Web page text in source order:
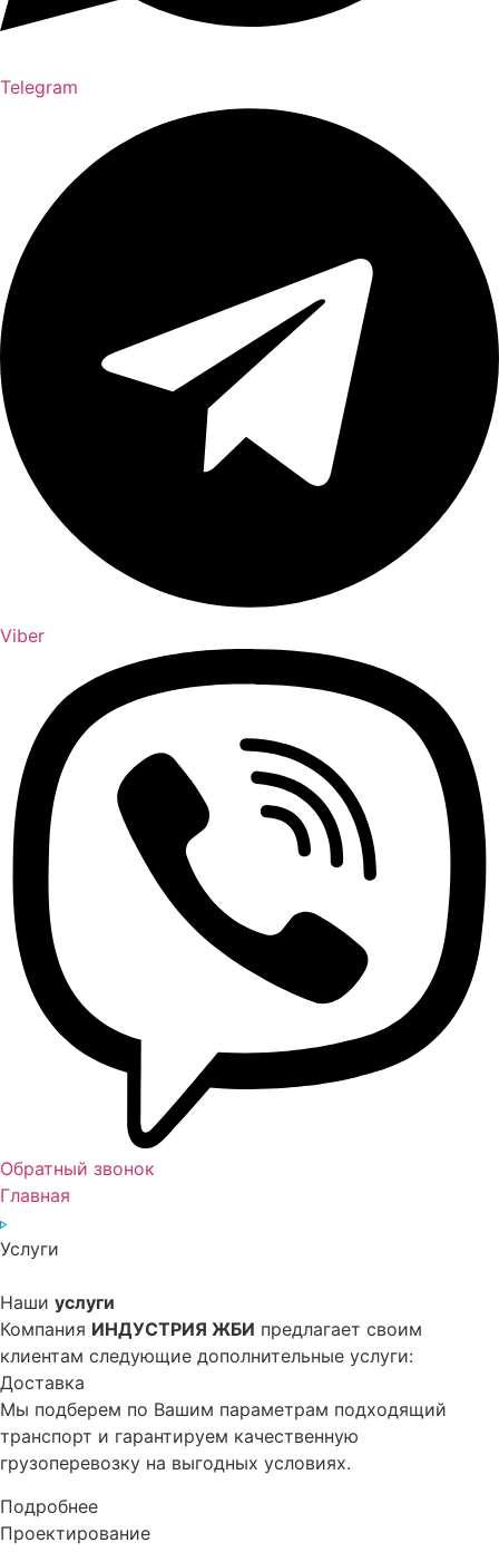
Telegram
Viber
Обратный звонок
Главная
Услуги
Наши услуги
Компания ИНДУCТРИЯ ЖБИ предлагает своим
клиентам следующие дополнительные услуги:
Доставка
Мы подберем по Вашим параметрам подходящий
транспорт и гарантируем качественную
грузоперевозку на выгодных условиях.
Подробнее
Проектирование